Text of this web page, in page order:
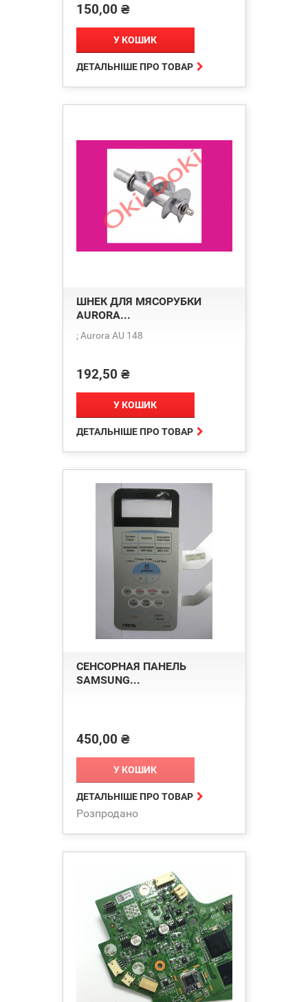
Ціна
150,00 ₴

У КОШИК
ДЕТАЛЬНІШЕ ПРО ТОВАР
ШНЕК ДЛЯ МЯСОРУБКИ
AURORA...
; Aurora AU 148
Ціна
192,50 ₴

У КОШИК
ДЕТАЛЬНІШЕ ПРО ТОВАР
СЕНСОРНАЯ ПАНЕЛЬ
SAMSUNG...
Ціна
450,00 ₴

У КОШИК
ДЕТАЛЬНІШЕ ПРО ТОВАР
Розпродано